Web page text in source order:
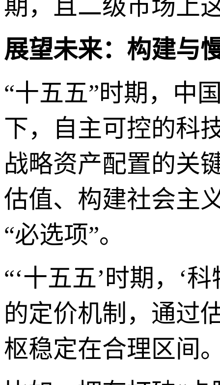
期，且二级市场上
展望未来：构建与
“十五五”时期，中
下，自主可控的科
战略资产配置的关
估值、构建社会主
“必选项”。
“‘十五五’时期，‘
的定价机制，通过
枢稳定在合理区间